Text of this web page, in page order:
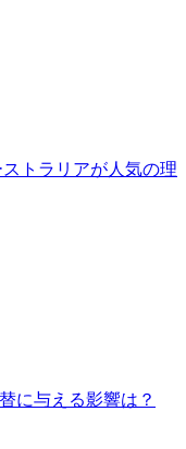
ストラリアが人気の理
に与える影響は？